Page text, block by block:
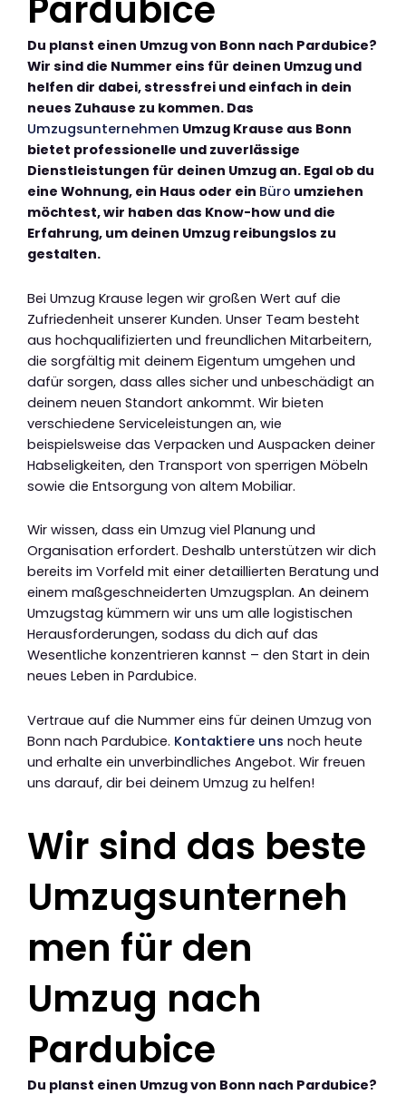
Pardubice
Du planst einen Umzug von Bonn nach Pardubice?
Wir sind die Nummer eins für deinen Umzug und
helfen dir dabei, stressfrei und einfach in dein
neues Zuhause zu kommen. Das
Umzugsunternehmen Umzug Krause aus Bonn
bietet professionelle und zuverlässige
Dienstleistungen für deinen Umzug an. Egal ob du
eine Wohnung, ein Haus oder ein Büro umziehen
möchtest, wir haben das Know-how und die
Erfahrung, um deinen Umzug reibungslos zu
gestalten.
Bei Umzug Krause legen wir großen Wert auf die
Zufriedenheit unserer Kunden. Unser Team besteht
aus hochqualifizierten und freundlichen Mitarbeitern,
die sorgfältig mit deinem Eigentum umgehen und
dafür sorgen, dass alles sicher und unbeschädigt an
deinem neuen Standort ankommt. Wir bieten
verschiedene Serviceleistungen an, wie
beispielsweise das Verpacken und Auspacken deiner
Habseligkeiten, den Transport von sperrigen Möbeln
sowie die Entsorgung von altem Mobiliar.
Wir wissen, dass ein Umzug viel Planung und
Organisation erfordert. Deshalb unterstützen wir dich
bereits im Vorfeld mit einer detaillierten Beratung und
einem maßgeschneiderten Umzugsplan. An deinem
Umzugstag kümmern wir uns um alle logistischen
Herausforderungen, sodass du dich auf das
Wesentliche konzentrieren kannst – den Start in dein
neues Leben in Pardubice.
Vertraue auf die Nummer eins für deinen Umzug von
Bonn nach Pardubice. Kontaktiere uns noch heute
und erhalte ein unverbindliches Angebot. Wir freuen
uns darauf, dir bei deinem Umzug zu helfen!
Wir sind das beste
Umzugsunterneh
men für den
Umzug nach
Pardubice
Du planst einen Umzug von Bonn nach Pardubice?